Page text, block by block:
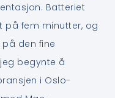
Batteriet
på fem minutter, og
den fine
begynte å
i Oslo-